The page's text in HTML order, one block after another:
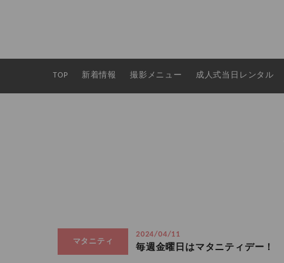
TOP 新着情報 撮影メニュー 成人式当日レンタル
マタニティ
2024/04/11
毎週金曜日はマタニティデー！